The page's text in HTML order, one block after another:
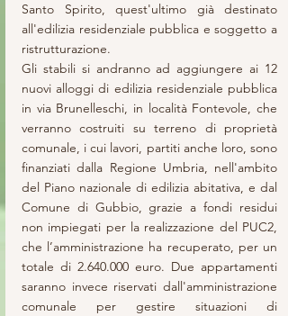
Santo Spirito, quest'ultimo già destinato
all'edilizia residenziale pubblica e soggetto a
ristrutturazione.
Gli stabili si andranno ad aggiungere ai 12
nuovi alloggi di edilizia residenziale pubblica
in via Brunelleschi, in località Fontevole, che
verranno costruiti su terreno di proprietà
comunale, i cui lavori, partiti anche loro, sono
finanziati dalla Regione Umbria, nell'ambito
del Piano nazionale di edilizia abitativa, e dal
Comune di Gubbio, grazie a fondi residui
non impiegati per la realizzazione del PUC2,
che l’amministrazione ha recuperato, per un
totale di 2.640.000 euro. Due appartamenti
saranno invece riservati dall'amministrazione
comunale per gestire situazioni di